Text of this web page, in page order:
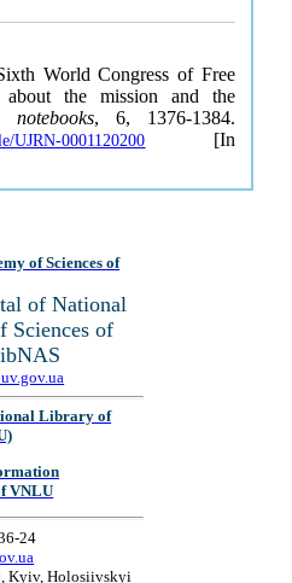
World Congress of Free
about the mission and the
, 6, 1376-1384.
UJRN-0001120200 [In
of Sciences of
of National
Sciences of
Library of
VNLU
24
Kyiv, Holosiivskyi